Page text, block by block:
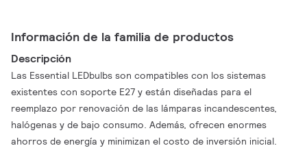
Información de la familia de productos
Descripción
Las Essential LEDbulbs son compatibles con los sistemas
existentes con soporte E27 y están diseñadas para el
reemplazo por renovación de las lámparas incandescentes,
halógenas y de bajo consumo. Además, ofrecen enormes
ahorros de energía y minimizan el costo de inversión inicial.